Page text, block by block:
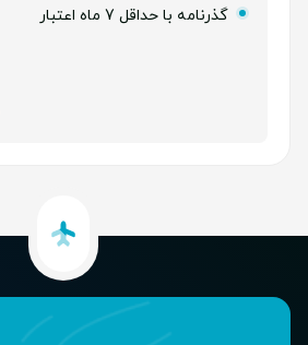
گذرنامه با حداقل 7 ماه اعتبار